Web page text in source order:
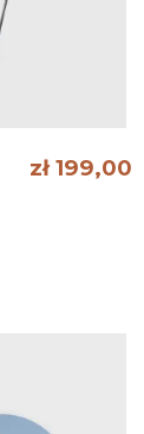
zł 199,00